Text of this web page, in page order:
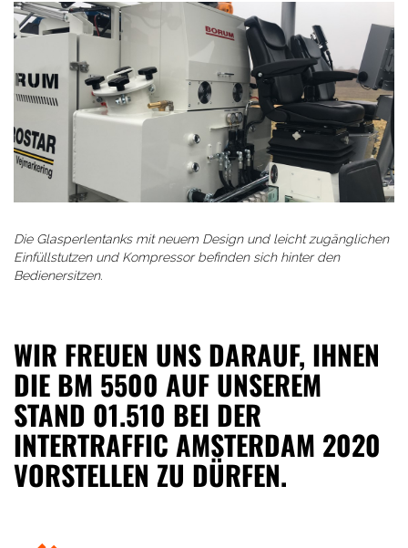
Die Glasperlentanks mit neuem Design und leicht zugänglichen
Einfüllstutzen und Kompressor befinden sich hinter den
Bedienersitzen.
WIR FREUEN UNS DARAUF, IHNEN
DIE BM 5500 AUF UNSEREM
STAND 01.510 BEI DER
INTERTRAFFIC AMSTERDAM 2020
VORSTELLEN ZU DÜRFEN.